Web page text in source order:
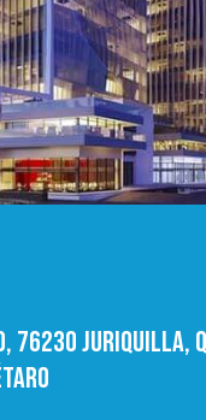
76230 Juriquilla,